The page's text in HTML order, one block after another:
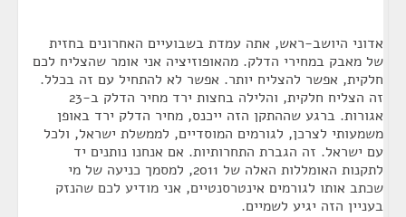
אדוני היושב-ראש, אתה עמדת בשבועיים האחרונים בחזית
של מאבק במחירי הדלק. מהאופוזיציה אני אומר שהצליח לכם
חלקית, אפשר להצליח יותר. אפשר לא להתחיל עם זה בכלל.
זה הצליח חלקית, והלילה בחצות ירד מחיר הדלק ב-23
אגורות. ברגע שההתקן הזה ייכנס, מחיר הדלק ירד באופן
משמעותי לצרכן, לגורמים המוסדיים, לממשלת ישראל, ולכל
עם ישראל. זה הגברת התחרותיות. אם אנחנו נותנים יד
לתקנות האומללות האלה של 2011, למסמך כניעה של מי
שכתב אותו לגורמים אינטרסנטיים, אני מודיע לכם שהנזק
בעניין הזה יגיע לשמיים.